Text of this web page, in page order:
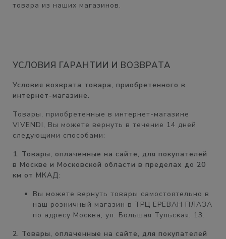
товара из наших магазинов.
УСЛОВИЯ ГАРАНТИИ И ВОЗВРАТА
Условия возврата товара, приобретенного в
интернет-магазине.
Товары, приобретенные в интернет-магазине
VIVENDI, Вы можете вернуть в течение 14 дней
следующими способами:
1. Товары, оплаченные на сайте, для покупателей
в Москве и Московской области в пределах до 20
км от МКАД:
Вы можете вернуть товары самостоятельно в
наш розничный магазин в ТРЦ ЕРЕВАН ПЛАЗА
по адресу Москва, ул. Большая Тульская, 13.
2. Товары, оплаченные на сайте, для покупателей